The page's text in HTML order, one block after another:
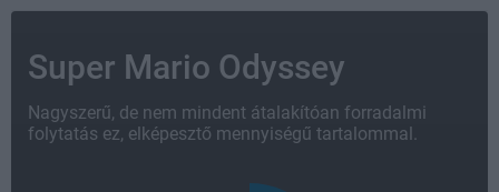
Super Mario Odyssey
Nagyszerű, de nem mindent átalakítóan forradalmi
folytatás ez, elképesztő mennyiségű tartalommal.